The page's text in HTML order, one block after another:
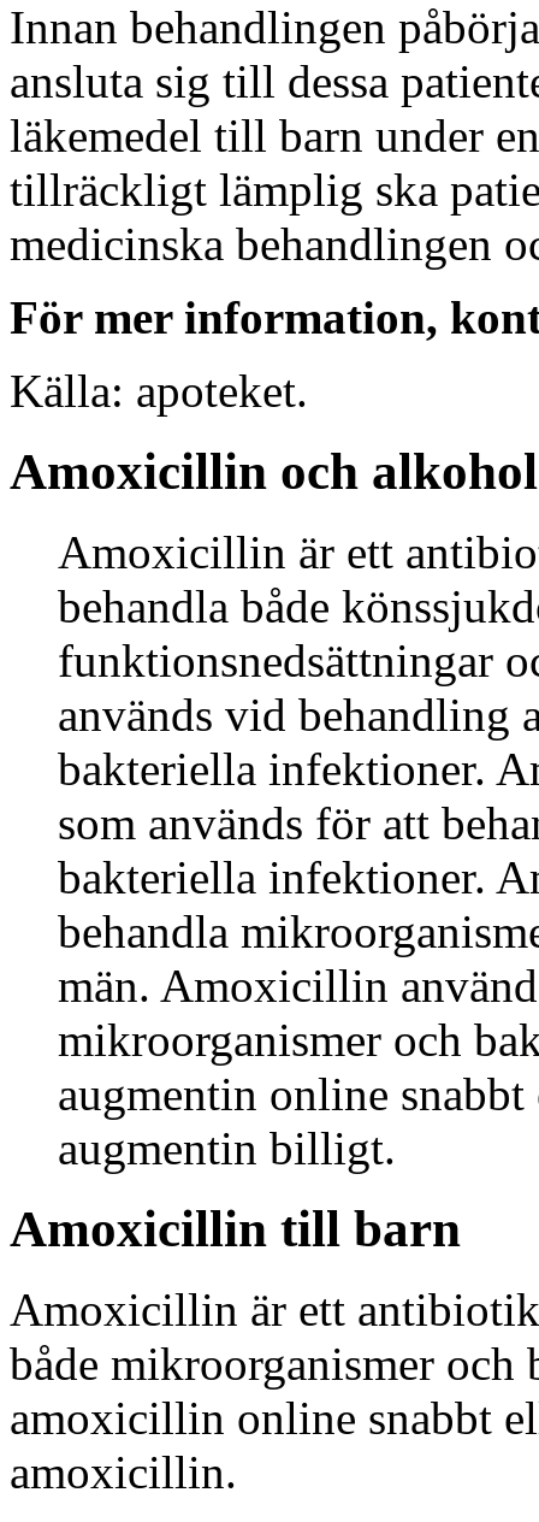
Innan behandlingen
ansluta sig till dessa
läkemedel till barn under
tillräckligt lämplig ska
medicinska behandlingen
För mer information,
Källa: apoteket.
Amoxicillin och alkohol
Amoxicillin är ett
behandla både
funktionsnedsättningar
används vid behandling
bakteriella infektioner.
som används för att
bakteriella infektioner.
behandla
män. Amoxicillin
mikroorganismer och
augmentin online
augmentin billigt.
Amoxicillin till barn
Amoxicillin är ett
både mikroorganismer
amoxicillin online snabbt
amoxicillin.